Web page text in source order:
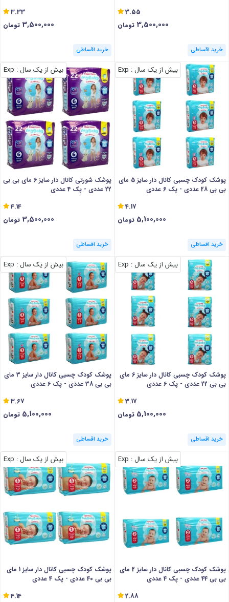
3.55
3,500,000 تومان
خرید اقساطی
3.33
3,500,000 تومان
خرید اقساطی
بیش از یک سال : Exp
پوشک کودک چسبی کانال دار سایز 5 مای
بی بی 28 عددی - پک 6 عددی
4.17
5,100,000 تومان
خرید اقساطی
بیش از یک سال : Exp
پوشک شورتی کانال دار سایز 6 مای بی بی
22 عددی - پک 4 عددی
4.14
3,500,000 تومان
خرید اقساطی
بیش از یک سال : Exp
پوشک کودک چسبی کانال دار سایز 6 مای
بی بی 22 عددی - پک 6 عددی
3.17
5,100,000 تومان
خرید اقساطی
بیش از یک سال : Exp
پوشک کودک چسبی کانال دار سایز 3 مای
بی بی 38 عددی - پک 6 عددی
3.67
5,100,000 تومان
خرید اقساطی
بیش از یک سال : Exp
پوشک کودک چسبی کانال دار سایز 2 مای
بی بی 44 عددی - پک 4 عددی
2.88
بیش از یک سال : Exp
پوشک کودک چسبی کانال دار سایز 1 مای
بی بی 40 عددی - پک 4 عددی
4.14